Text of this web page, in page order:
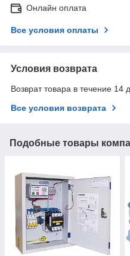
Онлайн оплата
Все условия оплаты
Условия возврата
Возврат товара в течение 14
Все условия возврата
Подобные товары